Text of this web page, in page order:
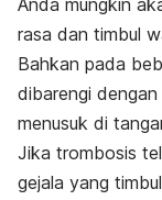
Anda mungkin
rasa dan timbul
Bahkan pada
dibarengi
menusuk di
Jika trombosis
gejala yang